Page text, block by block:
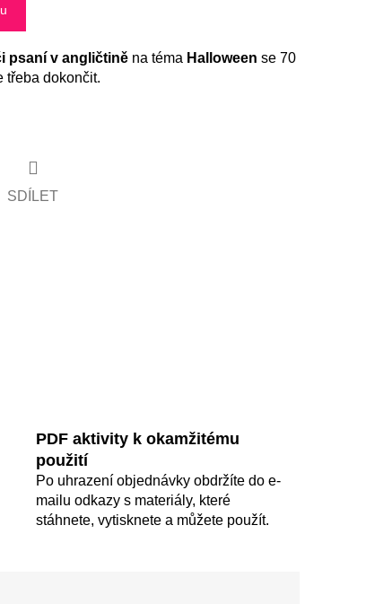
psaní v angličtině na téma Halloween se 70
třeba dokončit.
SDÍLET
PDF aktivity k okamžitému
použití
Po uhrazení objednávky obdržíte do e-
mailu odkazy s materiály, které
stáhnete, vytisknete a můžete použít.